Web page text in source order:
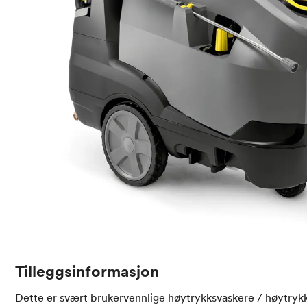
Tilleggsinformasjon
Dette er svært brukervennlige høytrykksvaskere /